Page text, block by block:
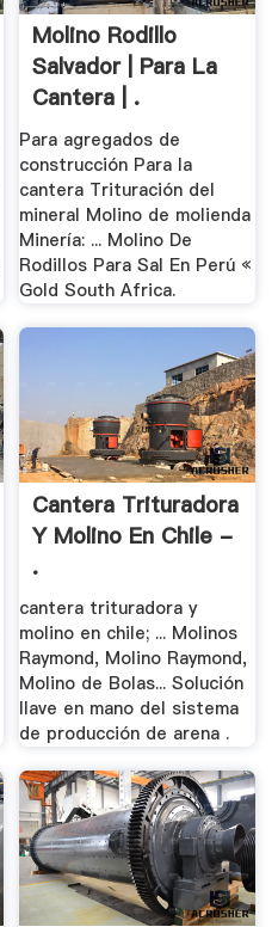
Molino Rodillo
Salvador | Para La
Cantera | .
Para agregados de
construcción Para la
cantera Trituración del
mineral Molino de molienda
Minería: ... Molino De
Rodillos Para Sal En Perú «
Gold South Africa.
Cantera Trituradora
Y Molino En Chile -
.
cantera trituradora y
molino en chile; ... Molinos
Raymond, Molino Raymond,
Molino de Bolas... Solución
llave en mano del sistema
de producción de arena .